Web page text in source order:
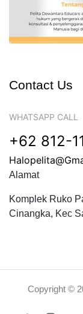
Contact Us
WHATSAPP CALL
+62 812-
Alamat
Komplek Ruko
Cinangka, Kec
Copyright ©